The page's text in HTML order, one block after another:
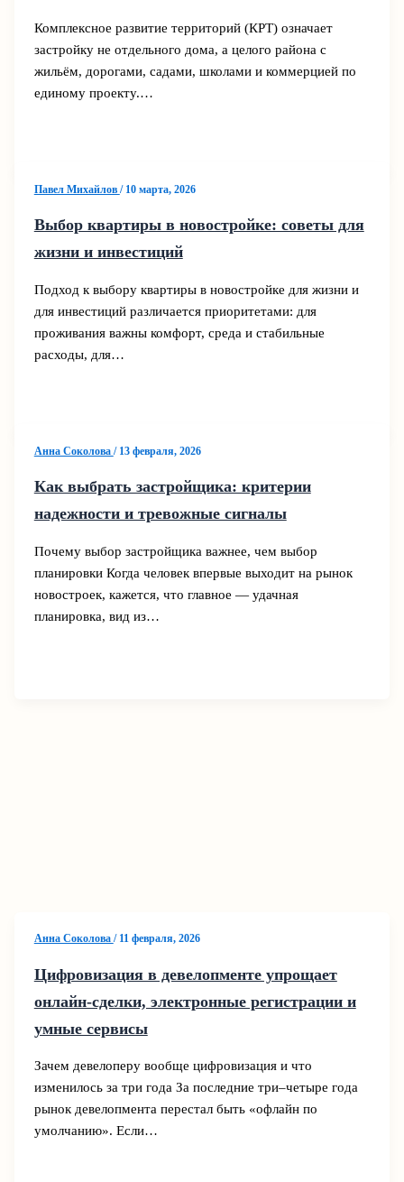
Комплексное развитие территорий (КРТ) означает
застройку не отдельного дома, а целого района с
жильём, дорогами, садами, школами и коммерцией по
единому проекту.…
Павел Михайлов / 10 марта, 2026
Выбор квартиры в новостройке: советы для
жизни и инвестиций
Подход к выбору квартиры в новостройке для жизни и
для инвестиций различается приоритетами: для
проживания важны комфорт, среда и стабильные
расходы, для…
Анна Соколова / 13 февраля, 2026
Как выбрать застройщика: критерии
надежности и тревожные сигналы
Почему выбор застройщика важнее, чем выбор
планировки Когда человек впервые выходит на рынок
новостроек, кажется, что главное — удачная
планировка, вид из…
Анна Соколова / 11 февраля, 2026
Цифровизация в девелопменте упрощает
онлайн-сделки, электронные регистрации и
умные сервисы
Зачем девелоперу вообще цифровизация и что
изменилось за три года За последние три–четыре года
рынок девелопмента перестал быть «офлайн по
умолчанию». Если…